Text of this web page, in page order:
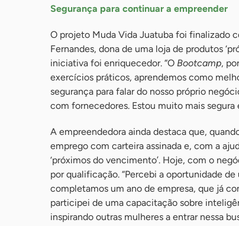
Segurança para continuar a empreender
O projeto Muda Vida Juatuba foi finalizado
Fernandes, dona de uma loja de produtos
iniciativa foi enriquecedor. “O Bootcamp,
exercícios práticos, aprendemos como
segurança para falar do nosso próprio
com fornecedores. Estou muito mais
A empreendedora ainda destaca que,
emprego com carteira assinada e, com a
‘próximos do vencimento’. Hoje, com o
por qualificação. “Percebi a oportunidade
completamos um ano de empresa, que já
participei de uma capacitação sobre
inspirando outras mulheres a entrar nessa